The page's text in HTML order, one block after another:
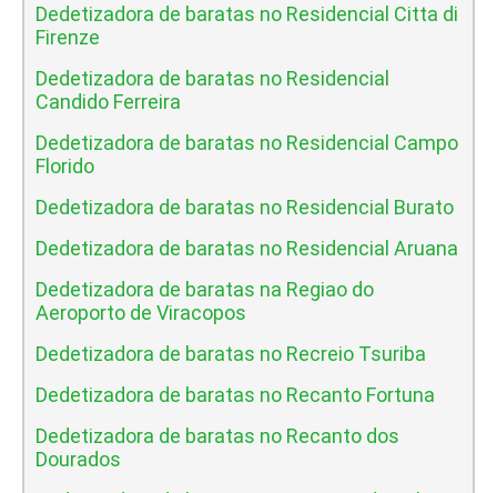
Dedetizadora de baratas no Residencial Citta di
Firenze
Dedetizadora de baratas no Residencial
Candido Ferreira
Dedetizadora de baratas no Residencial Campo
Florido
Dedetizadora de baratas no Residencial Burato
Dedetizadora de baratas no Residencial Aruana
Dedetizadora de baratas na Regiao do
Aeroporto de Viracopos
Dedetizadora de baratas no Recreio Tsuriba
Dedetizadora de baratas no Recanto Fortuna
Dedetizadora de baratas no Recanto dos
Dourados